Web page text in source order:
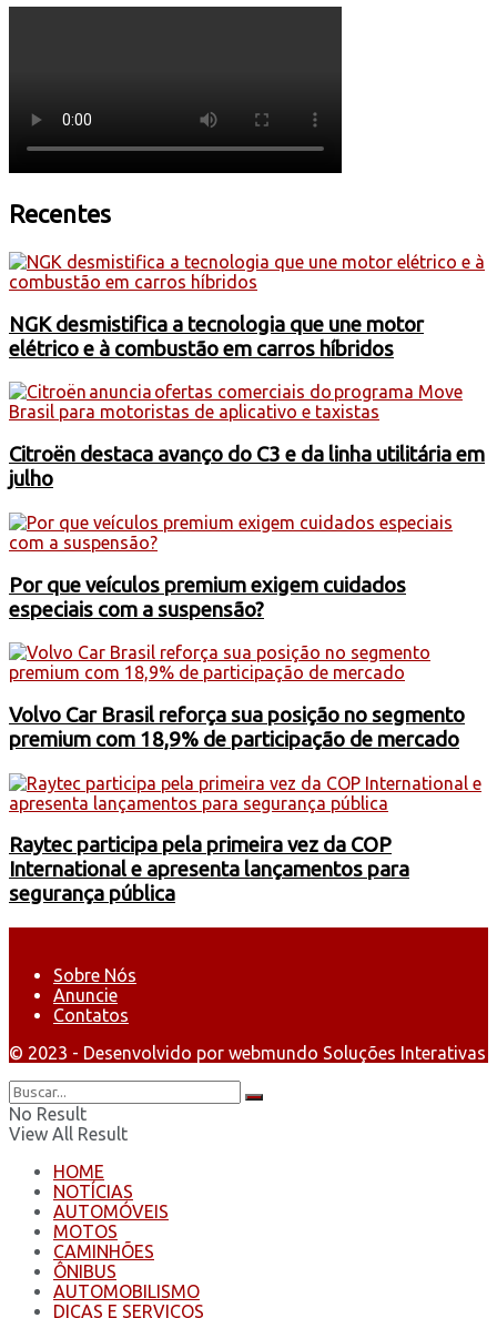
Recentes
NGK desmistifica a tecnologia que une motor
elétrico e à combustão em carros híbridos
Citroën destaca avanço do C3 e da linha utilitária em
julho
Por que veículos premium exigem cuidados
especiais com a suspensão?
Volvo Car Brasil reforça sua posição no segmento
premium com 18,9% de participação de mercado
Raytec participa pela primeira vez da COP
International e apresenta lançamentos para
segurança pública
Sobre Nós
Anuncie
Contatos
© 2023 - Desenvolvido por webmundo Soluções Interativas
No Result
View All Result
HOME
NOTÍCIAS
AUTOMÓVEIS
MOTOS
CAMINHÕES
ÔNIBUS
AUTOMOBILISMO
DICAS E SERVIÇOS